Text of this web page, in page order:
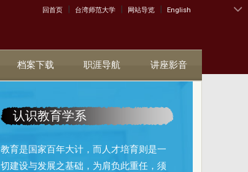
:::
回首页 | 台湾师范大学 | 网站导览 | English
档案下载 职涯导航 讲座影音
认识教育学系
教育是国家百年大计，而人才培育则是一
切建设与发展之基础，为肩负此重任，须